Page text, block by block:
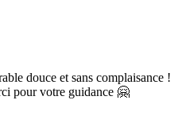
douce et sans complaisance !
pour votre guidance 🤗